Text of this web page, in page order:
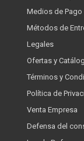
Medios de Pago
Métodos de
Legales
Ofertas y
Términos y
Política de
Venta Empresa
Defensa del